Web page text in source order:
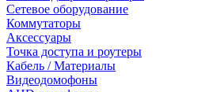
Сетевое оборудование
Коммутаторы
Аксессуары
Точка доступа и роутеры
Кабель / Материалы
Видеодомофоны